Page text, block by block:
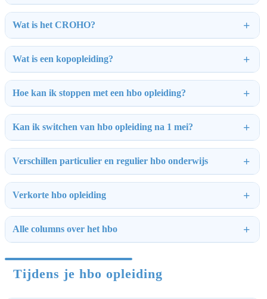
Wat is het CROHO?
Wat is een kopopleiding?
Hoe kan ik stoppen met een hbo opleiding?
Kan ik switchen van hbo opleiding na 1 mei?
Verschillen particulier en regulier hbo onderwijs
Verkorte hbo opleiding
Alle columns over het hbo
Tijdens je hbo opleiding